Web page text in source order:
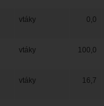
vtáky 0,0
vtáky 100,0
vtáky 16,7